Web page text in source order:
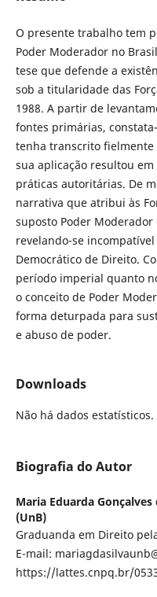
O presente trabalho tem
Poder Moderador no
tese que defende a
sob a titularidade das
1988. A partir de
fontes primárias,
tenha transcrito fielmente
sua aplicação resultou
práticas autoritárias. De
narrativa que atribui às
suposto Poder
revelando-se
Democrático de Direito.
período imperial quanto
o conceito de Poder
forma deturpada para
e abuso de poder.
Downloads
Não há dados estatísticos.
Biografia do Autor
Maria Eduarda Gonçalves
(UnB)
Graduanda em Direito
E-mail:
https://lattes.cnpq.br/